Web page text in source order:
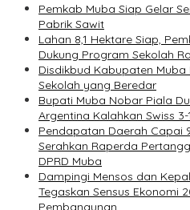
Pemkab Muba Siap Gelar
Pabrik Sawit
Lahan 8,1 Hektare Siap,
Dukung Program Sekolah
Disdikbud Kabupaten
Sekolah yang Beredar
Bupati Muba Nobar Piala
Argentina Kalahkan Swiss 3-1
Pendapatan Daerah Capai
Serahkan Raperda
DPRD Muba
Dampingi Mensos dan
Tegaskan Sensus Ekonomi
Pembangunan